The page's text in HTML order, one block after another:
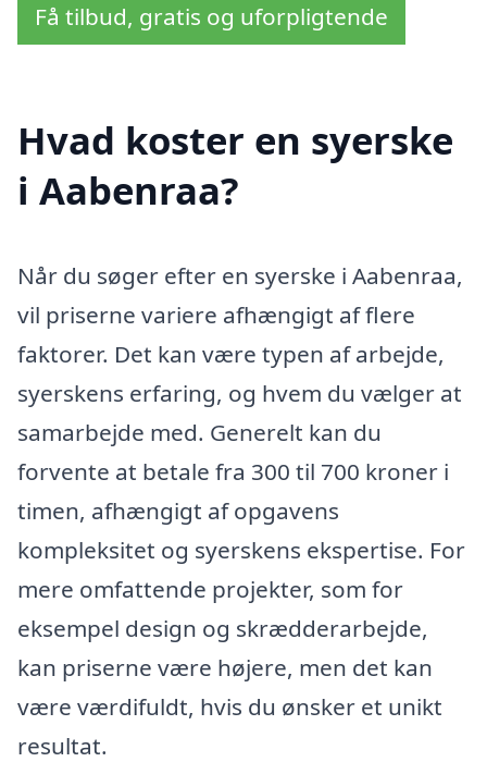
Få tilbud, gratis og uforpligtende
Hvad koster en syerske
i Aabenraa?
Når du søger efter en syerske i Aabenraa,
vil priserne variere afhængigt af flere
faktorer. Det kan være typen af arbejde,
syerskens erfaring, og hvem du vælger at
samarbejde med. Generelt kan du
forvente at betale fra 300 til 700 kroner i
timen, afhængigt af opgavens
kompleksitet og syerskens ekspertise. For
mere omfattende projekter, som for
eksempel design og skrædderarbejde,
kan priserne være højere, men det kan
være værdifuldt, hvis du ønsker et unikt
resultat.